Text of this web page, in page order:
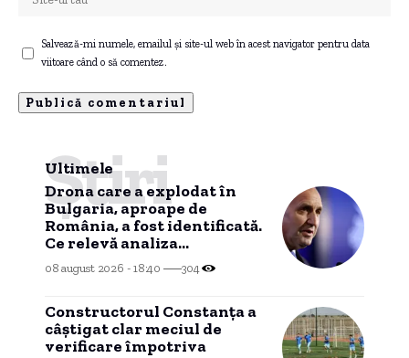
Salvează-mi numele, emailul și site-ul web în acest navigator pentru data
viitoare când o să comentez.
Ultimele
Știri
Drona care a explodat în
Bulgaria, aproape de
România, a fost identificată.
Ce relevă analiza
preliminară a epavei
08 august 2026 - 18:40 304
Constructorul Constanța a
câștigat clar meciul de
verificare împotriva